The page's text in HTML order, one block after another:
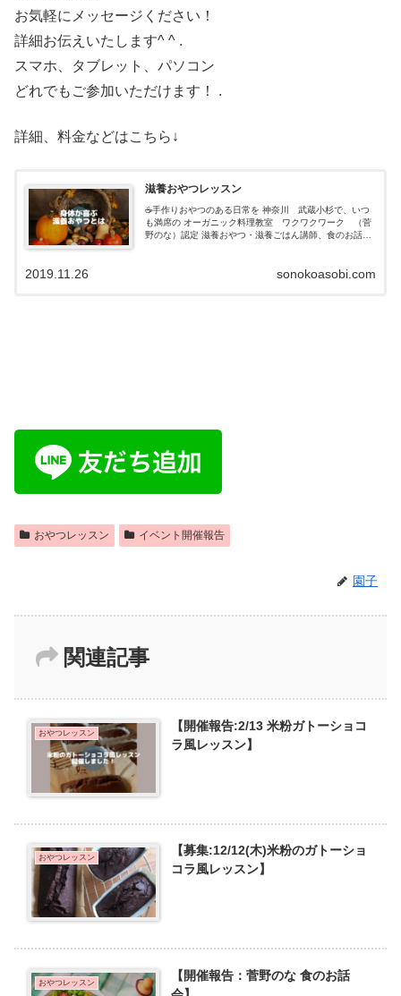
お気軽にメッセージください！
詳細お伝えいたします^ ^ .
スマホ、タブレット、パソコン
どれでもご参加いただけます！ .
詳細、料金などはこちら↓
滋養おやつレッスン
☕️手作りおやつのある日常を 神奈川 武蔵小杉で、いつ
も満席の オーガニック料理教室 ワクワクワーク （菅
野のな）認定 滋養おやつ・滋養ごはん講師、食のお話ア
sonokoasobi.com
2019.11.26
おやつレッスン イベント開催報告
園子
関連記事
おやつレッスン
【開催報告:2/13 米粉ガトーショコ
ラ風レッスン】
おやつレッスン
【募集:12/12(木)米粉のガトーショ
コラ風レッスン】
おやつレッスン
【開催報告：菅野のな 食のお話